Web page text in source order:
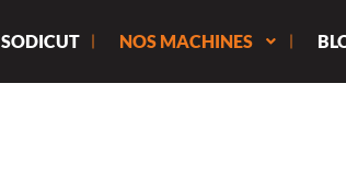
SODICUT NOS MACHINES